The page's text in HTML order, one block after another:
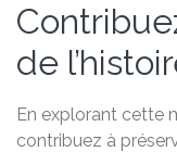
de
En explorant cette
contribuez à